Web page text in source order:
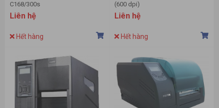
C168/300s
Liên hệ
Hết hàng
(600 dpi)
Liên hệ
Hết hàng